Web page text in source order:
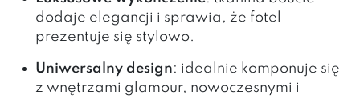
dodaje elegancji i sprawia, że fotel
prezentuje się stylowo.
Uniwersalny design: idealnie komponuje się
z wnętrzami glamour, nowoczesnymi i